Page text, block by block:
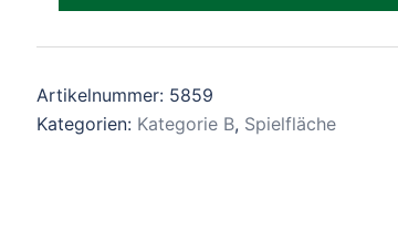
Artikelnummer: 5859
Kategorien: Kategorie B, Spielfläche